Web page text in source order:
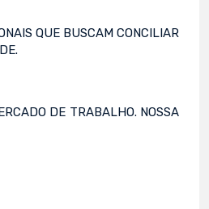
QUE BUSCAM CONCILIAR
DE TRABALHO. NOSSA